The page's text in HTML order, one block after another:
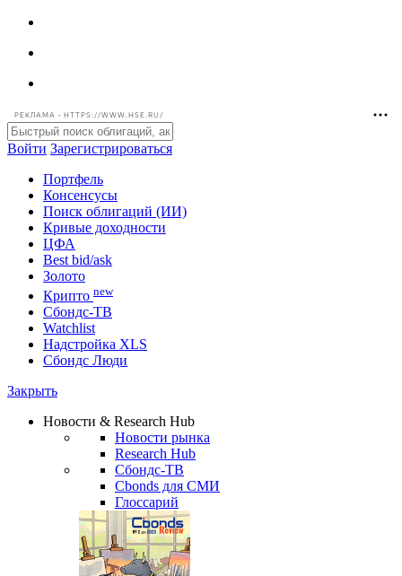
РЕКЛАМА • HTTPS://WWW.HSE.RU/
Войти Зарегистрироваться
Портфель
Консенсусы
Поиск облигаций (ИИ)
Кривые доходности
ЦФА
Best bid/ask
Золото
Крипто new
Сбондс-ТВ
Watchlist
Надстройка XLS
Сбондс Люди
Закрыть
Новости & Research Hub
Новости рынка
Research Hub
Сбондс-ТВ
Cbonds для СМИ
Глоссарий